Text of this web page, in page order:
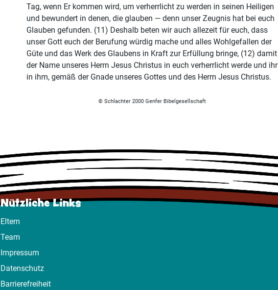
Tag, wenn Er kommen wird, um verherrlicht zu werden in seinen Heiligen
und bewundert in denen, die glauben — denn unser Zeugnis hat bei euch
Glauben gefunden. (11) Deshalb beten wir auch allezeit für euch, dass
unser Gott euch der Berufung würdig mache und alles Wohlgefallen der
Güte und das Werk des Glaubens in Kraft zur Erfüllung bringe, (12) damit
der Name unseres Herrn Jesus Christus in euch verherrlicht werde und ihr
in ihm, gemäß der Gnade unseres Gottes und des Herrn Jesus Christus.
© Schlachter 2000 Genfer Bibelgesellschaft
Nützliche Links
Eltern
Team
Impressum
Datenschutz
Barrierefreiheit